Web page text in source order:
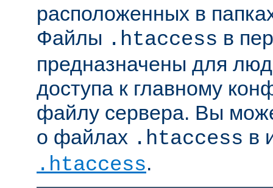
расположенных в
Файлы .htaccess в
предназначены для
доступа к главному
файлу сервера. Вы
о файлах .htaccess в
.htaccess.